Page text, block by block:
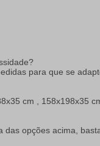
para que se
cm , 158x198x35
opções acima,